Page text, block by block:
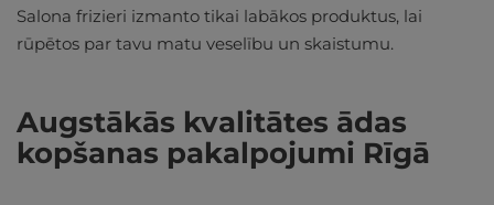
Salona frizieri izmanto tikai labākos produktus, lai
rūpētos par tavu matu veselību un skaistumu.
Augstākās kvalitātes ādas
kopšanas pakalpojumi Rīgā